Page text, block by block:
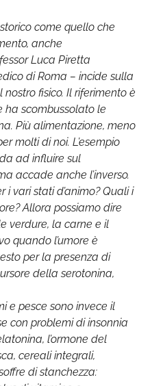
come quello che
anche
Luca Piretta
di Roma – incide sulla
fisico. Il riferimento è
scombussolato le
Più alimentazione, meno
molti di noi. L’esempio
ad influire sul
accade anche l’inverso.
vari stati d’animo? Quali i
Allora possiamo dire
verdure, la carne e il
quando l’umore è
per la presenza di
della serotonina,
e pesce sono invece il
con problemi di insonnia
l’ormone del
cereali integrali,
di stanchezza: